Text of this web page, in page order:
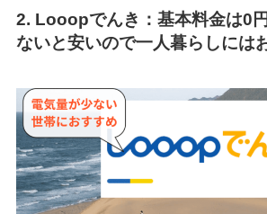
2. Looopでんき：基本料金は0
ないと安いので一人暮らしには